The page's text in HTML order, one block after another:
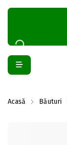
Acasă Băuturi